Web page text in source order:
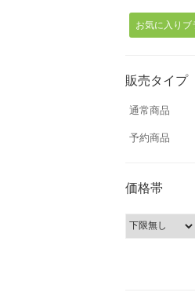
お気に入り
販売タイプ
通常商品
予約商品
価格帯